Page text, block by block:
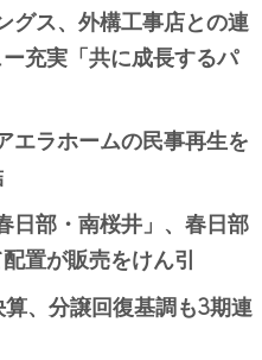
グス、外構工事店との連
充実「共に成長するパ
エラホームの民事再生を
日部・南桜井」、春日部
置が販売をけん引
、分譲回復基調も3期連